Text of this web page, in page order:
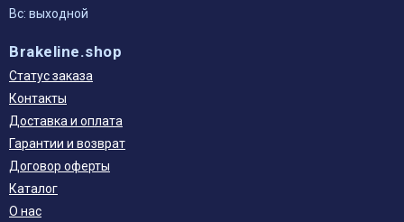
Вс: выходной
Brakeline.shop
Статус заказа
Контакты
Доставка и оплата
Гарантии и возврат
Договор оферты
Каталог
О нас